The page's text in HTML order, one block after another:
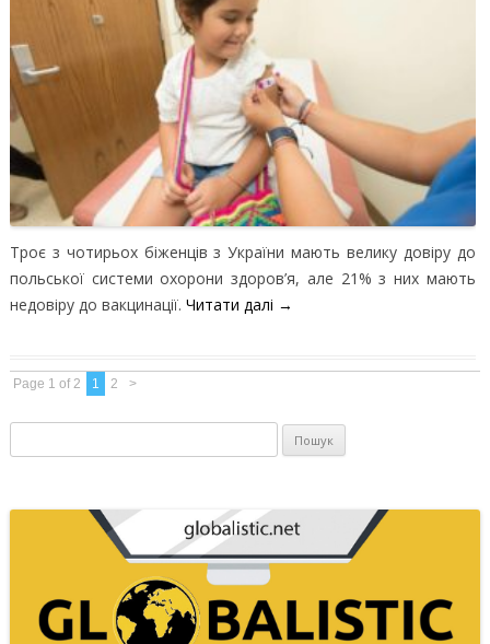
Троє з чотирьох біженців з України мають велику довіру до
польської системи охорони здоров’я, але 21% з них мають
недовіру до вакцинації. Читати далі →
Page 1 of 2 1 2 >